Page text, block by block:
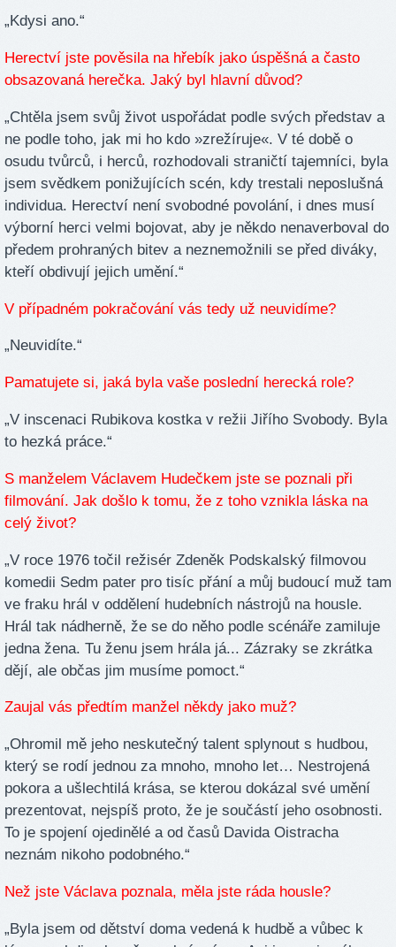
„Kdysi ano.“
Herectví jste pověsila na hřebík jako úspěšná a často
obsazovaná herečka. Jaký byl hlavní důvod?
„Chtěla jsem svůj život uspořádat podle svých představ a
ne podle toho, jak mi ho kdo »zrežíruje«. V té době o
osudu tvůrců, i herců, rozhodovali straničtí tajemníci, byla
jsem svědkem ponižujících scén, kdy trestali neposlušná
individua. Herectví není svobodné povolání, i dnes musí
výborní herci velmi bojovat, aby je někdo nenaverboval do
předem prohraných bitev a neznemožnili se před diváky,
kteří obdivují jejich umění.“
V případném pokračování vás tedy už neuvidíme?
„Neuvidíte.“
Pamatujete si, jaká byla vaše poslední herecká role?
„V inscenaci Rubikova kostka v režii Jiřího Svobody. Byla
to hezká práce.“
S manželem Václavem Hudečkem jste se poznali při
filmování. Jak došlo k tomu, že z toho vznikla láska na
celý život?
„V roce 1976 točil režisér Zdeněk Podskalský filmovou
komedii Sedm pater pro tisíc přání a můj budoucí muž tam
ve fraku hrál v oddělení hudebních nástrojů na housle.
Hrál tak nádherně, že se do něho podle scénáře zamiluje
jedna žena. Tu ženu jsem hrála já... Zázraky se zkrátka
dějí, ale občas jim musíme pomoct.“
Zaujal vás předtím manžel někdy jako muž?
„Ohromil mě jeho neskutečný talent splynout s hudbou,
který se rodí jednou za mnoho, mnoho let… Nestrojená
pokora a ušlechtilá krása, se kterou dokázal své umění
prezentovat, nejspíš proto, že je součástí jeho osobnosti.
To je spojení ojedinělé a od časů Davida Oistracha
neznám nikoho podobného.“
Než jste Václava poznala, měla jste ráda housle?
„Byla jsem od dětství doma vedená k hudbě a vůbec k